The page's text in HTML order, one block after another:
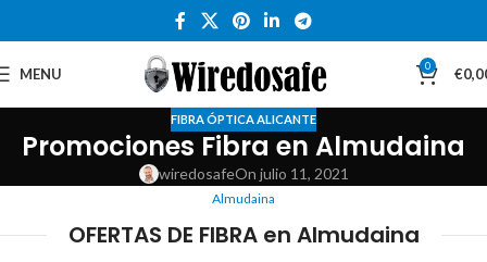
MENU 0 €
FIBRA ÓPTICA ALICANTE
Promociones Fibra en Almudaina
wiredosafeOn julio 11, 2021
Almudaina
OFERTAS DE FIBRA en Almudaina